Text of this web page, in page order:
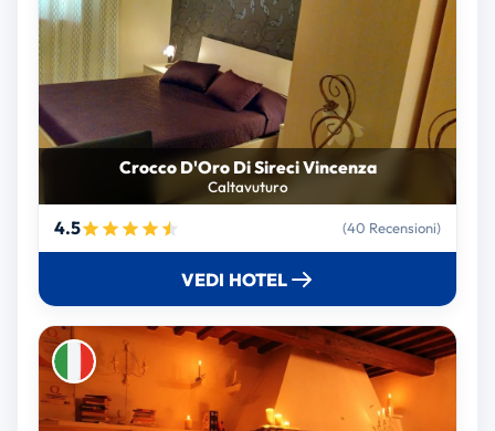
Crocco D'Oro Di Sireci Vincenza
Caltavuturo
4.5 (40 Recensioni)
VEDI HOTEL